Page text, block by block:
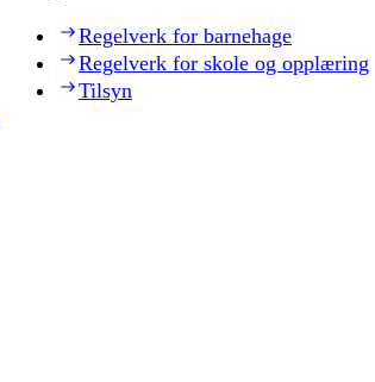
Regelverk for barnehage
Regelverk for skole og opplæring
Tilsyn